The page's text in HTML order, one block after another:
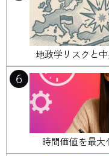
地政学リスクと
6
時間価値を最